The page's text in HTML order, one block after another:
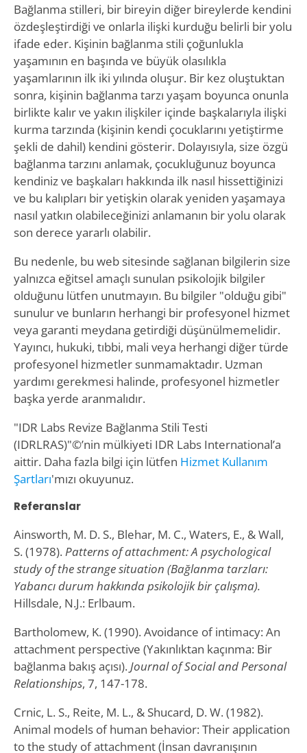
Bağlanma stilleri, bir bireyin diğer bireylerde kendini
özdeşleştirdiği ve onlarla ilişki kurduğu belirli bir yolu
ifade eder. Kişinin bağlanma stili çoğunlukla
yaşamının en başında ve büyük olasılıkla
yaşamlarının ilk iki yılında oluşur. Bir kez oluştuktan
sonra, kişinin bağlanma tarzı yaşam boyunca onunla
birlikte kalır ve yakın ilişkiler içinde başkalarıyla ilişki
kurma tarzında (kişinin kendi çocuklarını yetiştirme
şekli de dahil) kendini gösterir. Dolayısıyla, size özgü
bağlanma tarzını anlamak, çocukluğunuz boyunca
kendiniz ve başkaları hakkında ilk nasıl hissettiğinizi
ve bu kalıpları bir yetişkin olarak yeniden yaşamaya
nasıl yatkın olabileceğinizi anlamanın bir yolu olarak
son derece yararlı olabilir.
Bu nedenle, bu web sitesinde sağlanan bilgilerin size
yalnızca eğitsel amaçlı sunulan psikolojik bilgiler
olduğunu lütfen unutmayın. Bu bilgiler "olduğu gibi"
sunulur ve bunların herhangi bir profesyonel hizmet
veya garanti meydana getirdiği düşünülmemelidir.
Yayıncı, hukuki, tıbbi, mali veya herhangi diğer türde
profesyonel hizmetler sunmamaktadır. Uzman
yardımı gerekmesi halinde, profesyonel hizmetler
başka yerde aranmalıdır.
"IDR Labs Revize Bağlanma Stili Testi
(IDRLRAS)"©’nin mülkiyeti IDR Labs International’a
aittir. Daha fazla bilgi için lütfen Hizmet Kullanım
Şartları'mızı okuyunuz.
Referanslar
Ainsworth, M. D. S., Blehar, M. C., Waters, E., & Wall,
S. (1978). Patterns of attachment: A psychological
study of the strange situation (Bağlanma tarzları:
Yabancı durum hakkında psikolojik bir çalışma).
Hillsdale, N.J.: Erlbaum.
Bartholomew, K. (1990). Avoidance of intimacy: An
attachment perspective (Yakınlıktan kaçınma: Bir
bağlanma bakış açısı). Journal of Social and Personal
Relationships, 7, 147-178.
Crnic, L. S., Reite, M. L., & Shucard, D. W. (1982).
Animal models of human behavior: Their application
to the study of attachment (İnsan davranışının